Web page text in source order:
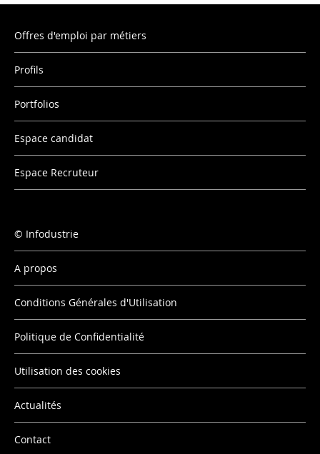
Offres d'emploi par métiers
Profils
Portfolios
Espace candidat
Espace Recruteur
Infodustrie
A propos
Conditions Générales d'Utilisation
Politique de Confidentialité
Utilisation des cookies
Actualités
Contact